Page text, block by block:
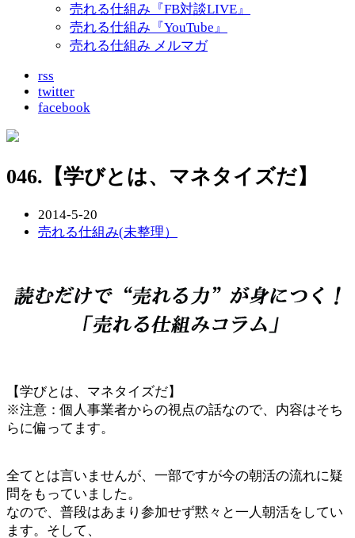
売れる仕組み『FB対談LIVE』
売れる仕組み『YouTube』
売れる仕組み メルマガ
rss
twitter
facebook
046.【学びとは、マネタイズだ】
2014-5-20
売れる仕組み(未整理）
【学びとは、マネタイズだ】
※注意：個人事業者からの視点の話なので、内容はそち
らに偏ってます。
全てとは言いませんが、一部ですが今の朝活の流れに疑
問をもっていました。
なので、普段はあまり参加せず黙々と一人朝活をしてい
ます。そして、